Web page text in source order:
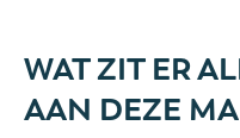
WAT ZIT ER
AAN DEZE